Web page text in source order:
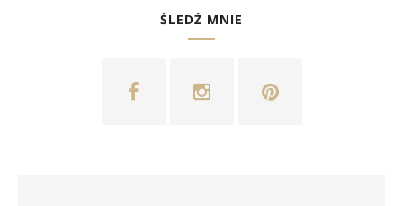
ŚLEDŹ MNIE